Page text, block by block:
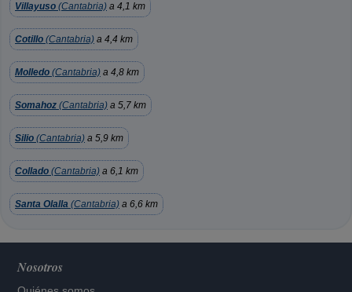
Villayuso (Cantabria) a 4,1 km
Cotillo (Cantabria) a 4,4 km
Molledo (Cantabria) a 4,8 km
Somahoz (Cantabria) a 5,7 km
Silio (Cantabria) a 5,9 km
Collado (Cantabria) a 6,1 km
Santa Olalla (Cantabria) a 6,6 km
Nosotros